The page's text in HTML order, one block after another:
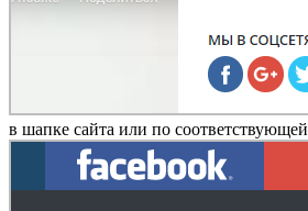
в шапке сайта или по соответствующей